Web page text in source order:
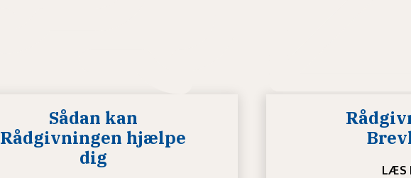
Sådan kan
Rådgivningen hjælpe
dig
LÆS